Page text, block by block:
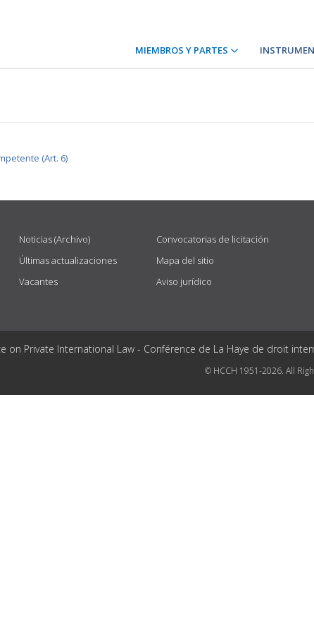
MIEMBROS Y PARTES
(Art. 6)
Noticias (Archivo)
Últimas actualizaciones
Vacantes
Convocatorias de licitación
Mapa del sitio
Aviso jurídico
on Private International Law - Conférence de La Haye de droit
© HCCH 1951-2026. All